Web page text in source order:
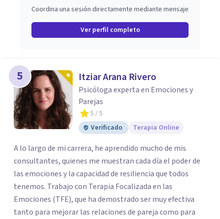
Coordina una sesión directamente mediante mensaje
Ver perfil completo
5 Itziar Arana Rivero
Psicóloga experta en Emociones y
Parejas
5 / 5
Verificado
Terapia Online
A lo largo de mi carrera, he aprendido mucho de mis
consultantes, quienes me muestran cada día el poder de
las emociones y la capacidad de resiliencia que todos
tenemos. Trabajo con Terapia Focalizada en las
Emociones (TFE), que ha demostrado ser muy efectiva
tanto para mejorar las relaciones de pareja como para